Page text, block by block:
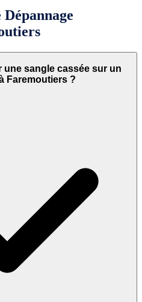
une sangle cassée sur un
Faremoutiers ?